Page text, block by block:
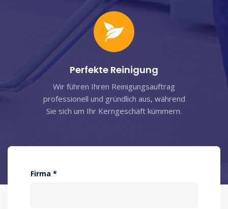
Perfekte Reinigung
Wir führen Ihren Reinigungsauftrag
professionell und gründlich aus, während
Sie sich um Ihr Kerngeschäft kümmern.
Firma *